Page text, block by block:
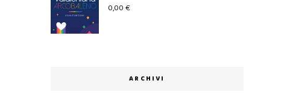
0,00€
ARCHIVI